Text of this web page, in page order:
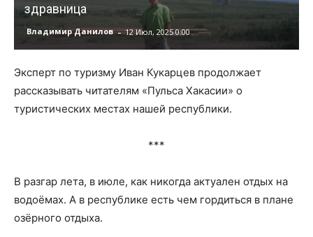
здравница
Владимир Данилов - 12 Июл, 2025 0:00
Эксперт по туризму Иван Кукарцев продолжает
рассказывать читателям «Пульса Хакасии» о
туристических местах нашей республики.
***
В разгар лета, в июле, как никогда актуален отдых на
водоёмах. А в республике есть чем гордиться в плане
озёрного отдыха.